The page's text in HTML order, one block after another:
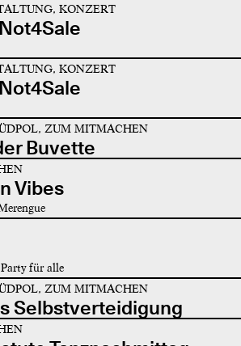
KONZERT
KONZERT
ZUM MITMACHEN
Buvette
Vibes
für alle
ZUM MITMACHEN
Selbstverteidigung